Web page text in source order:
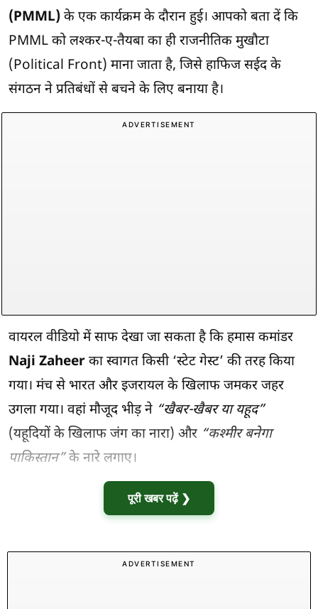
(PMML) के एक कार्यक्रम के दौरान हुई। आपको बता दें कि
PMML को लश्कर-ए-तैयबा का ही राजनीतिक मुखौटा
(Political Front) माना जाता है, जिसे हाफिज सईद के
संगठन ने प्रतिबंधों से बचने के लिए बनाया है।
ADVERTISEMENT
वायरल वीडियो में साफ देखा जा सकता है कि हमास कमांडर
Naji Zaheer का स्वागत किसी ‘स्टेट गेस्ट’ की तरह किया
गया। मंच से भारत और इजरायल के खिलाफ जमकर जहर
उगला गया। वहां मौजूद भीड़ ने “खैबर-खैबर या यहूद”
(यहूदियों के खिलाफ जंग का नारा) और “कश्मीर बनेगा
पाकिस्तान”के नारे लगाए।
पूरी खबर पढ़ें ❯
ADVERTISEMENT